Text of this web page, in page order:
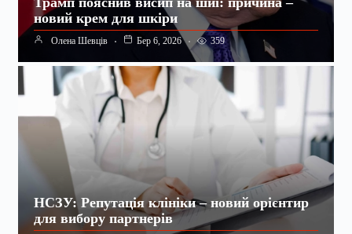
новий крем для шкіри
Олена Шевців Бер 6, 2026 359
НСЗУ: Репутація клініки – новий орієнтир
для вибору партнерів